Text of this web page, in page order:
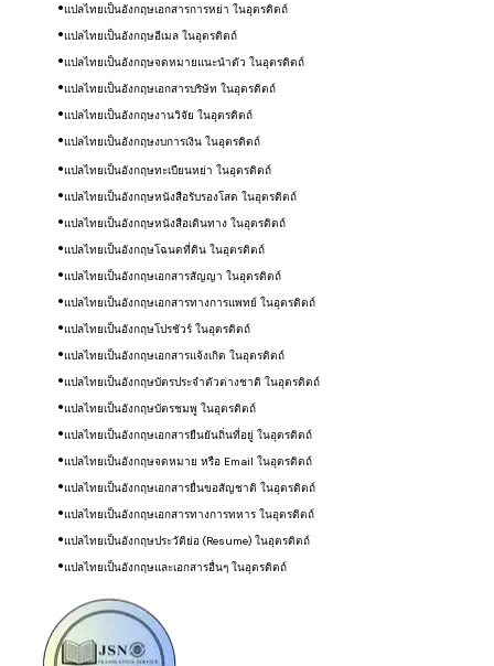
แปลไทยเป็นอังกฤษเอกสารการหย่า ในอุตรดิตถ์
แปลไทยเป็นอังกฤษอีเมล ในอุตรดิตถ์
แปลไทยเป็นอังกฤษจดหมายแนะนำตัว ในอุตรดิตถ์
แปลไทยเป็นอังกฤษเอกสารบริษัท ในอุตรดิตถ์
แปลไทยเป็นอังกฤษงานวิจัย ในอุตรดิตถ์
แปลไทยเป็นอังกฤษงบการเงิน ในอุตรดิตถ์
แปลไทยเป็นอังกฤษทะเบียนหย่า ในอุตรดิตถ์
แปลไทยเป็นอังกฤษหนังสือรับรองโสด ในอุตรดิตถ์
แปลไทยเป็นอังกฤษหนังสือเดินทาง ในอุตรดิตถ์
แปลไทยเป็นอังกฤษโฉนดที่ดิน ในอุตรดิตถ์
แปลไทยเป็นอังกฤษ​เอกสารสัญญา ในอุตรดิตถ์
แปลไทยเป็นอังกฤษเอกสารทางการแพทย์ ในอุตรดิตถ์
แปลไทยเป็นอังกฤษโปรชัวร์ ในอุตรดิตถ์
แปลไทยเป็นอังกฤษเอกสารแจ้งเกิด ในอุตรดิตถ์
แปลไทยเป็นอังกฤษบัตรประจำตัวต่างชาติ ในอุตรดิตถ์
แปลไทยเป็นอังกฤษบัตรชมพู ในอุตรดิตถ์
แปลไทยเป็นอังกฤษเอกสารยืนยันถิ่นที่อยู่ ในอุตรดิตถ์
แปลไทยเป็นอังกฤษจดหมาย หรือ Email ในอุตรดิตถ์
แปลไทยเป็นอังกฤษเอกสารยื่นขอสัญชาติ ในอุตรดิตถ์
แปลไทยเป็นอังกฤษเอกสารทางการทหาร ในอุตรดิตถ์
แปลไทยเป็นอังกฤษประวัติย่อ (Resume) ในอุตรดิตถ์
แปลไทยเป็นอังกฤษ​และเอกสารอื่นๆ ในอุตรดิตถ์